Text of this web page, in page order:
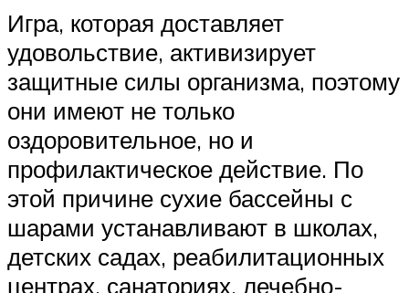
Игра, которая доставляет
удовольствие, активизирует
защитные силы организма, поэтому
они имеют не только
оздоровительное, но и
профилактическое действие. По
этой причине сухие бассейны с
шарами устанавливают в школах,
детских садах, реабилитационных
центрах, санаториях, лечебно-